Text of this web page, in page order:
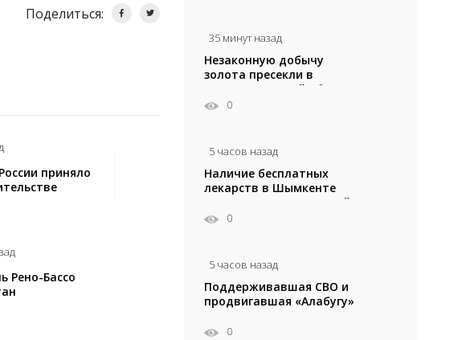
Поделиться:
приняло
Рено-Бассо
35 минут назад
Незаконную добычу
золота пресекли в
Кызылординской области
0
5 часов назад
Наличие бесплатных
лекарств в Шымкенте
можно проверить онлайн
0
5 часов назад
Поддерживавшая СВО и
продвигавшая «Алабугу»
Казахстан — в сети
0